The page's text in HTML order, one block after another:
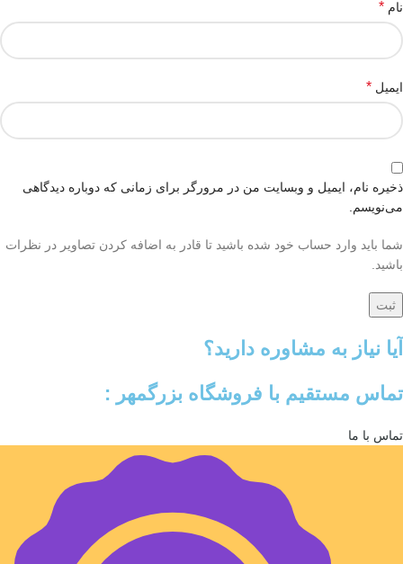
نام *
ایمیل *
ذخیره نام، ایمیل و وبسایت من در مرورگر برای زمانی که دوباره دیدگاهی
می‌نویسم.
شما باید وارد حساب خود شده باشید تا قادر به اضافه کردن تصاویر در نظرات
باشید.
آیا نیاز به مشاوره دارید؟
تماس مستقیم با فروشگاه بزرگمهر :
تماس با ما